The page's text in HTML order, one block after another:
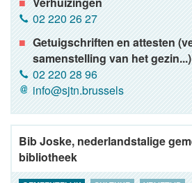
02 220 26 27
Getuigschriften en attesten
samenstelling van het gezin...)
02 220 28 96
info@sjtn.brussels
Bib Joske, nederlandstalige
bibliotheek